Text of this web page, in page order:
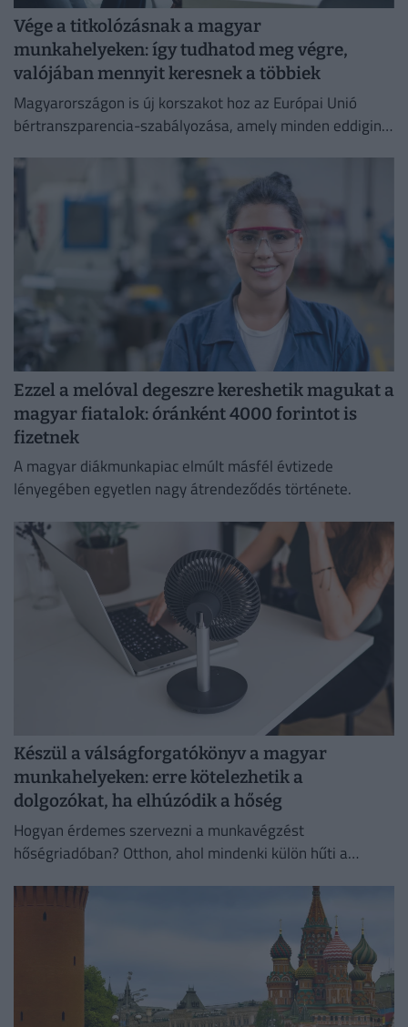
Vége a titkolózásnak a magyar
munkahelyeken: így tudhatod meg végre,
valójában mennyit keresnek a többiek
Magyarországon is új korszakot hoz az Európai Unió
bértranszparencia-szabályozása, amely minden eddiginél
Ezzel a melóval degeszre kereshetik magukat a
magyar fiatalok: óránként 4000 forintot is
fizetnek
A magyar diákmunkapiac elmúlt másfél évtizede
lényegében egyetlen nagy átrendeződés története.
Készül a válságforgatókönyv a magyar
munkahelyeken: erre kötelezhetik a
dolgozókat, ha elhúzódik a hőség
Hogyan érdemes szervezni a munkavégzést
hőségriadóban? Otthon, ahol mindenki külön hűti a
irodaházban, ahol a hűtés központilag működik.